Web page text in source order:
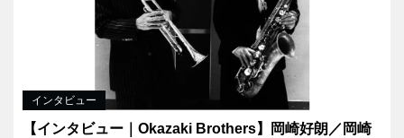
インタビュー
【インタビュー｜Okazaki Brothers】岡崎好朗／岡崎